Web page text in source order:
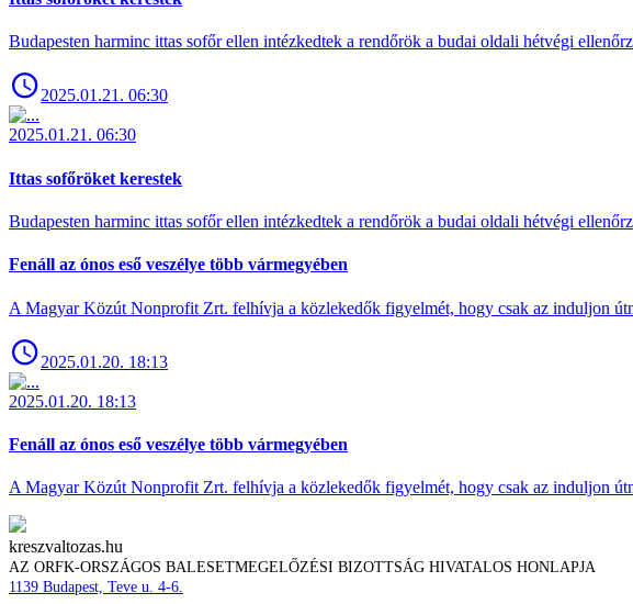
Budapesten harminc ittas sofőr ellen intézkedtek a rendőrök a budai oldali hétvégi
2025.01.21. 06:30
2025.01.21. 06:30
Ittas sofőröket kerestek
Budapesten harminc ittas sofőr ellen intézkedtek a rendőrök a budai oldali hétvégi
Fenáll az ónos eső veszélye több vármegyében
A Magyar Közút Nonprofit Zrt. felhívja a közlekedők figyelmét, hogy csak az induljon
2025.01.20. 18:13
2025.01.20. 18:13
Fenáll az ónos eső veszélye több vármegyében
A Magyar Közút Nonprofit Zrt. felhívja a közlekedők figyelmét, hogy csak az induljon
kreszvaltozas.hu
AZ ORFK-ORSZÁGOS BALESETMEGELŐZÉSI BIZOTTSÁG HIVATALOS HONLAPJA
1139 Budapest, Teve u. 4-6.